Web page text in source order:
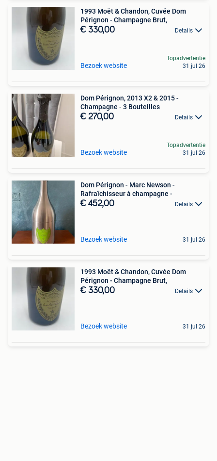
1993 Moët & Chandon, Cuvée Dom
Pérignon - Champagne Brut,
€ 330,00 Details
Bezoek website
Topadvertentie
31 jul 26
Dom Pérignon, 2013 X2 & 2015 -
Champagne - 3 Bouteilles
€ 270,00 Details
Bezoek website
Topadvertentie
31 jul 26
Dom Pérignon - Marc Newson -
Rafraîchisseur à champagne -
€ 452,00 Details
Bezoek website 31 jul 26
1993 Moët & Chandon, Cuvée Dom
Pérignon - Champagne Brut,
€ 330,00 Details
Bezoek website 31 jul 26